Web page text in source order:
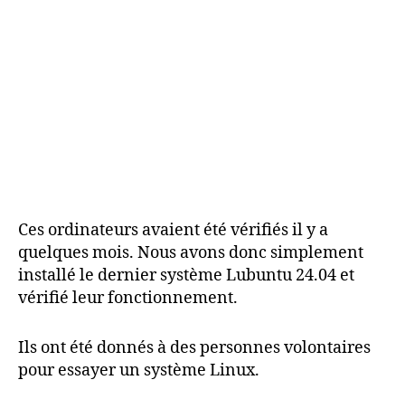
Ces ordinateurs avaient été vérifiés il y a
quelques mois. Nous avons donc simplement
installé le dernier système Lubuntu 24.04 et
vérifié leur fonctionnement.
Ils ont été donnés à des personnes volontaires
pour essayer un système Linux.